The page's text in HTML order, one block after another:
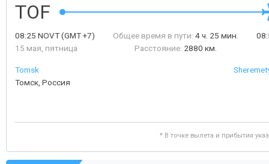
TOF
08:25 NOVT(GMT +7)
15 мая, пятница
Общее время в пути: 4 ч. 25 мин.
Расстояние: 2880 км.
Tomsk
Томск, Россия
* В точке вылета и прибытия